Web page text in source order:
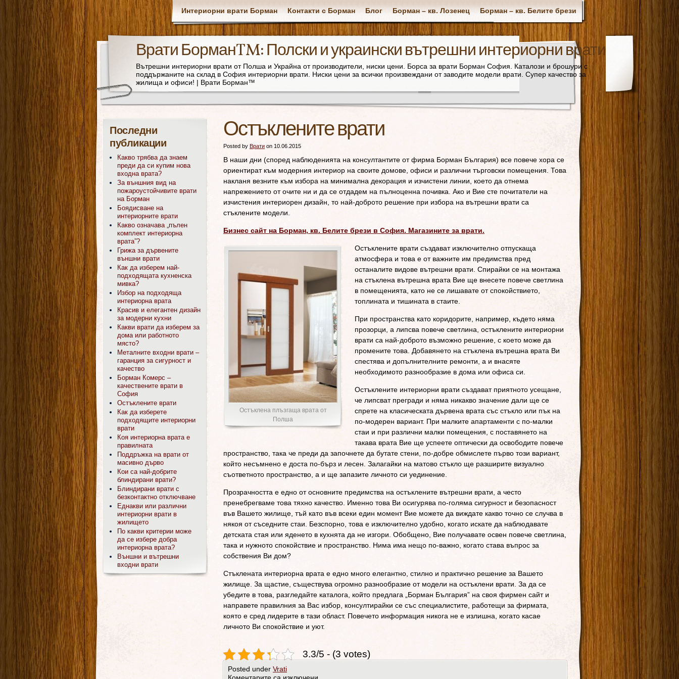
Интериорни врати Борман Контакти с Борман Блог Борман – кв. Лозенец Борман – кв. Белите брези
Врати Борман™: Полски и украински вътрешни интериорни врати
Вътрешни интериорни врати от Полша и Украйна от производители, ниски цени. Борса за врати Борман София. Каталози и брошури с
поддържаните на склад в София интериорни врати. Ниски цени за всички произвеждани от заводите модели врати. Супер качество за
жилища и офиси! | Врати Борман™
Остъклените врати
Posted by Врати on 10.06.2015
В наши дни (според наблюденията на консултантите от фирма Борман България) все повече хора се
ориентират към модерния интериор на своите домове, офиси и различни търговски помещения. Това
накланя везните към избора на минимална декорация и изчистени линии, което да отнема
напрежението от очите ни и да се отдадем на пълноценна почивка. Ако и Вие сте почитатели на
изчистения интериорен дизайн, то най-доброто решение при избора на вътрешни врати са
стъклените модели.
Бизнес сайт на Борман, кв. Белите брези в София. Магазините за врати.
Остъклена плъзгаща врата от
Полша
Остъклените врати създават изключително отпускаща
атмосфера и това е от важните им предимства пред
останалите видове вътрешни врати. Спирайки се на монтажа
на стъклена вътрешна врата Вие ще внесете повече светлина
в помещенията, като не се лишавате от спокойствието,
топлината и тишината в стаите.
При пространства като коридорите, например, където няма
прозорци, а липсва повече светлина, остъклените интериорни
врати са най-доброто възможно решение, с което може да
промените това. Добавянето на стъклена вътрешна врата Ви
спестява и допълнителните ремонти, а и внасяте
необходимото разнообразие в дома или офиса си.
Остъклените интериорни врати създават приятното усещане,
че липсват прегради и няма никакво значение дали ще се
спрете на класическата дървена врата със стъкло или пък на
по-модерен вариант. При малките апартаменти с по-малки
стаи и при различни малки помещения, с поставянето на
такава врата Вие ще успеете оптически да освободите повече
пространство, така че преди да започнете да бутате стени, по-добре обмислете първо този вариант,
който несъмнено е доста по-бърз и лесен. Залагайки на матово стъкло ще разширите визуално
съответното пространство, а и ще запазите личното си уединение.
Прозрачността е едно от основните предимства на остъклените вътрешни врати, а често
пренебрегваме това тяхно качество. Именно това Ви осигурява по-голяма сигурност и безопасност
във Вашето жилище, тъй като във всеки един момент Вие можете да виждате какво точно се случва в
някоя от съседните стаи. Безспорно, това е изключително удобно, когато искате да наблюдавате
детската стая или яденето в кухнята да не изгори. Обобщено, Вие получавате освен повече светлина,
така и нужното спокойствие и пространство. Нима има нещо по-важно, когато става въпрос за
собствения Ви дом?
Стъклената интериорна врата е едно много елегантно, стилно и практично решение за Вашето
жилище. За щастие, съществува огромно разнообразие от модели на остъклени врати. За да се
убедите в това, разгледайте каталога, който предлага „Борман България” на своя фирмен сайт и
направете правилния за Вас избор, консултирайки се със специалистите, работещи за фирмата,
която е сред лидерите в тази област. Повечето информация никога не е излишна, когато касае
личното Ви спокойствие и уют.
3.3/5 - (3 votes)
Posted under Vrati
Последни
публикации
Какво трябва да знаем
преди да си купим нова
входна врата?
За външния вид на
пожароустойчивите врати
на Борман
Боядисване на
интериорните врати
Какво означава „пълен
комплект интериорна
врата”?
Грижа за дървените
външни врати
Как да изберем най-
подходящата кухненска
мивка?
Избор на подходяща
интериорна врата
Красив и елегантен дизайн
за модерни кухни
Какви врати да изберем за
дома или работното
място?
Металните входни врати –
гаранция за сигурност и
качество
Борман Комерс –
качествените врати в
София
Остъклените врати
Как да изберете
подходящите интериорни
врати
Коя интериорна врата е
правилната
Поддръжка на врати от
масивно дърво
Кои са най-добрите
блиндирани врати?
Блиндирани врати с
безконтактно отключване
Еднакви или различни
интериорни врати в
жилището
По какви критерии може
да се избере добра
интериорна врата?
Външни и вътрешни
входни врати